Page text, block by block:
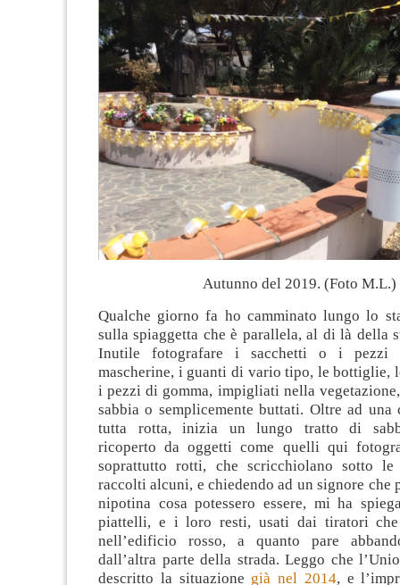
Autunno del 2019. (Foto M.L.)
Qualche giorno fa ho camminato lungo lo
sulla spiaggetta che è parallela, al di là della
Inutile fotografare i sacchetti o i pezzi
mascherine, i guanti di vario tipo, le bottiglie,
i pezzi di gomma, impigliati nella
sabbia o semplicemente buttati. Oltre ad una
tutta rotta, inizia un lungo tratto di
ricoperto da oggetti come quelli qui
soprattutto rotti, che scricchiolano sotto
raccolti alcuni, e chiedendo ad un signore che
nipotina cosa potessero essere, mi ha
piattelli, e i loro resti, usati dai tiratori che
nell’edificio rosso, a quanto pare
dall’altra parte della strada. Leggo che
descritto la situazione già nel 2014, e